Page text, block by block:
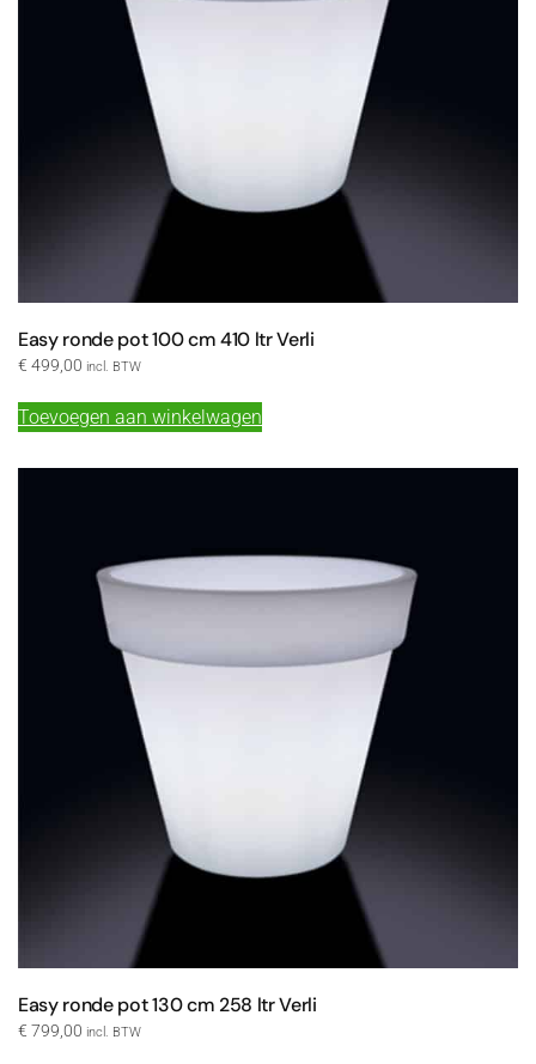
Easy ronde pot 100 cm 410 ltr Verli
€ 499,00 incl. BTW
Toevoegen aan winkelwagen
Easy ronde pot 130 cm 258 ltr Verli
€ 799,00 incl. BTW